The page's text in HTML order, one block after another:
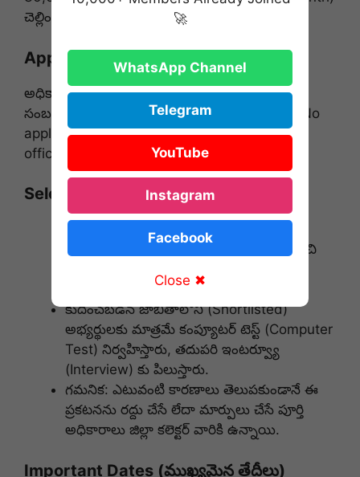
చెల్లించబడుతుంది.
Application Fee (దరఖాస్తు రుసుము)
అధికారిక నోటిఫికేషన్ PDF లో దరఖాస్తు ఫీజుకు
సంబంధించిన ఎటువంటి వివరాలు పేర్కొనబడలేదు. (No
application fee details are mentioned in the
official notification).
Selection Process (ఎంపిక విధానం)
దరఖాస్తు చేసుకున్న అభ్యర్థులలో వారి అర్హత
ప్రమాణాలను (Eligibility criteria) అనుసరించి
కుదించబడిన జాబితాలోని (Shortlisted)
అభ్యర్థులకు మాత్రమే కంప్యూటర్ టెస్ట్ (Computer
Test) నిర్వహిస్తారు, తదుపరి ఇంటర్వ్యూ
(Interview) కు పిలుస్తారు.
గమనిక: ఎటువంటి కారణాలు తెలుపకుండానే ఈ
ప్రకటనను రద్దు చేసే లేదా మార్పులు చేసే పూర్తి
అధికారాలు జిల్లా కలెక్టర్ వారికి ఉన్నాయి.
Important Dates (ముఖ్యమైన తేదీలు)
🚀
WhatsApp Channel
Telegram
YouTube
Instagram
Facebook
Close ✖